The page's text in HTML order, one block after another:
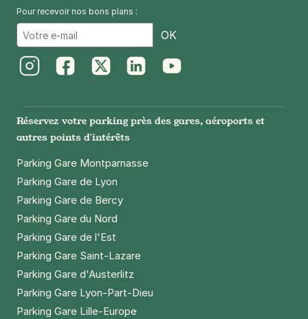
Pour recevoir nos bons plans :
OK
Réservez votre parking près des gares, aéroports et
autres points d'intérêts
Parking Gare Montparnasse
Parking Gare de Lyon
Parking Gare de Bercy
Parking Gare du Nord
Parking Gare de l'Est
Parking Gare Saint-Lazare
Parking Gare d'Austerlitz
Parking Gare Lyon-Part-Dieu
Parking Gare Lille-Europe